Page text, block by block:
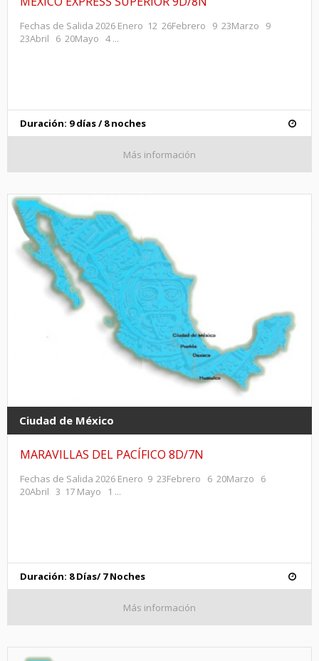
Fechas de Salida 2026 Enero 12 26Febrero 9 23Marzo 9
23Abril 6 20Mayo 4 ...
Duración: 9 días / 8 noches
Más información
Ciudad de México
MARAVILLAS DEL PACÍFICO 8D/7N
Fechas de Salida 2026 Enero 9 23Febrero 6 20Marzo 6
20Abril 3 17 Mayo 1 ...
Duración: 8 Días/ 7 Noches
Más información